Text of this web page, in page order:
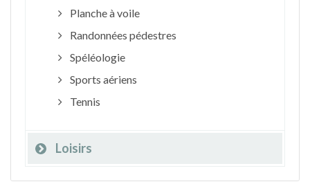
Planche à voile
Randonnées pédestres
Spéléologie
Sports aériens
Tennis
Loisirs